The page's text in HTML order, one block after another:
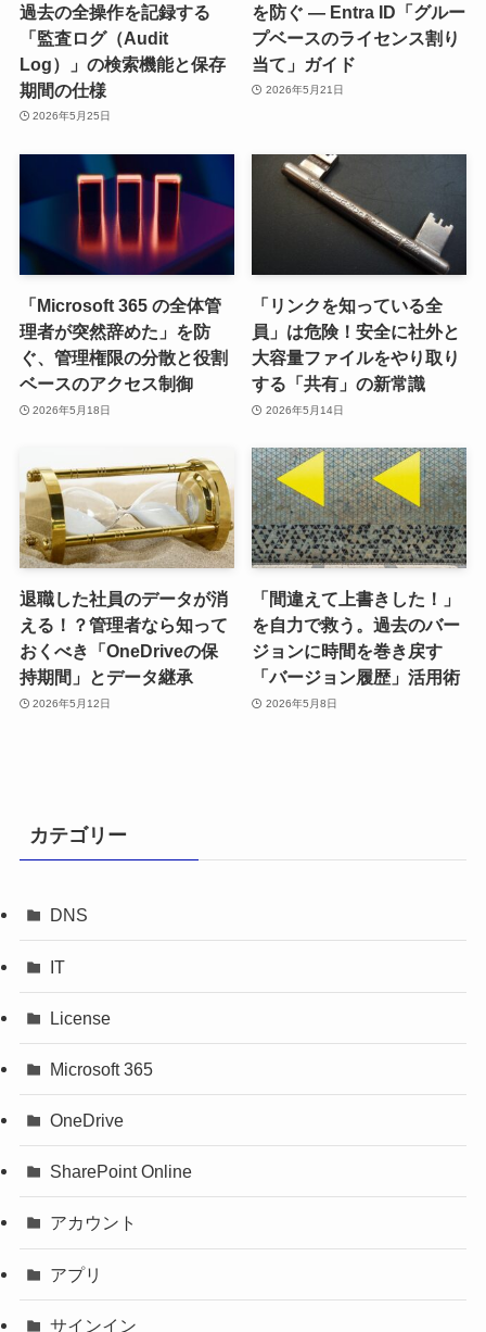
過去の全操作を記録する
「監査ログ（Audit
Log）」の検索機能と保存
期間の仕様
2026年5月25日
を防ぐ — Entra ID「グルー
プベースのライセンス割り
当て」ガイド
2026年5月21日
「Microsoft 365 の全体管
理者が突然辞めた」を防
ぐ、管理権限の分散と役割
ベースのアクセス制御
2026年5月18日
「リンクを知っている全
員」は危険！安全に社外と
大容量ファイルをやり取り
する「共有」の新常識
2026年5月14日
退職した社員のデータが消
える！？管理者なら知って
おくべき「OneDriveの保
持期間」とデータ継承
2026年5月12日
「間違えて上書きした！」
を自力で救う。過去のバー
ジョンに時間を巻き戻す
「バージョン履歴」活用術
2026年5月8日
カテゴリー
DNS
IT
License
Microsoft 365
OneDrive
SharePoint Online
アカウント
アプリ
サインイン